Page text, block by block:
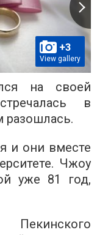
+3
View gallery
на своей
в
разошлась.
и они вместе
Чжоу
уже 81 год,